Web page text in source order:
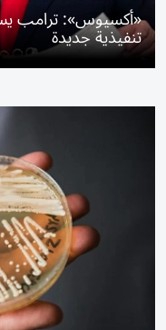
«أكسيوس»: ترامب
تنفيذية جديدة